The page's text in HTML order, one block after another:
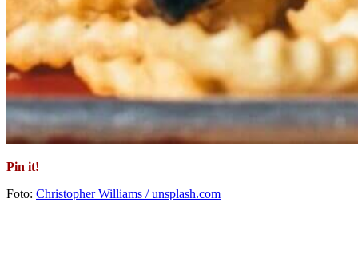
Pin it!
Foto: Christopher Williams / unsplash.com